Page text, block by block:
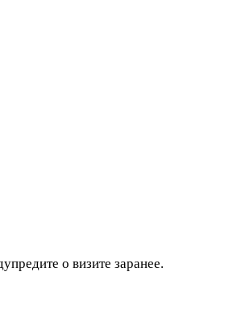
о визите заранее.